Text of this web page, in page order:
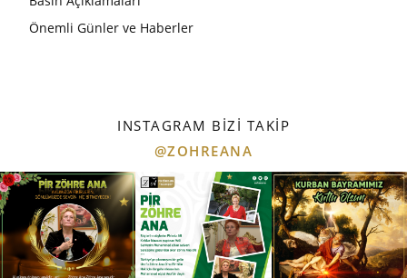
Pir Dilinden-Alevi Sözleri
Alevi Haber Ajansı
Önemli Günler ve Haberler
INSTAGRAM BIZI TAKIP
@ZOHREANA